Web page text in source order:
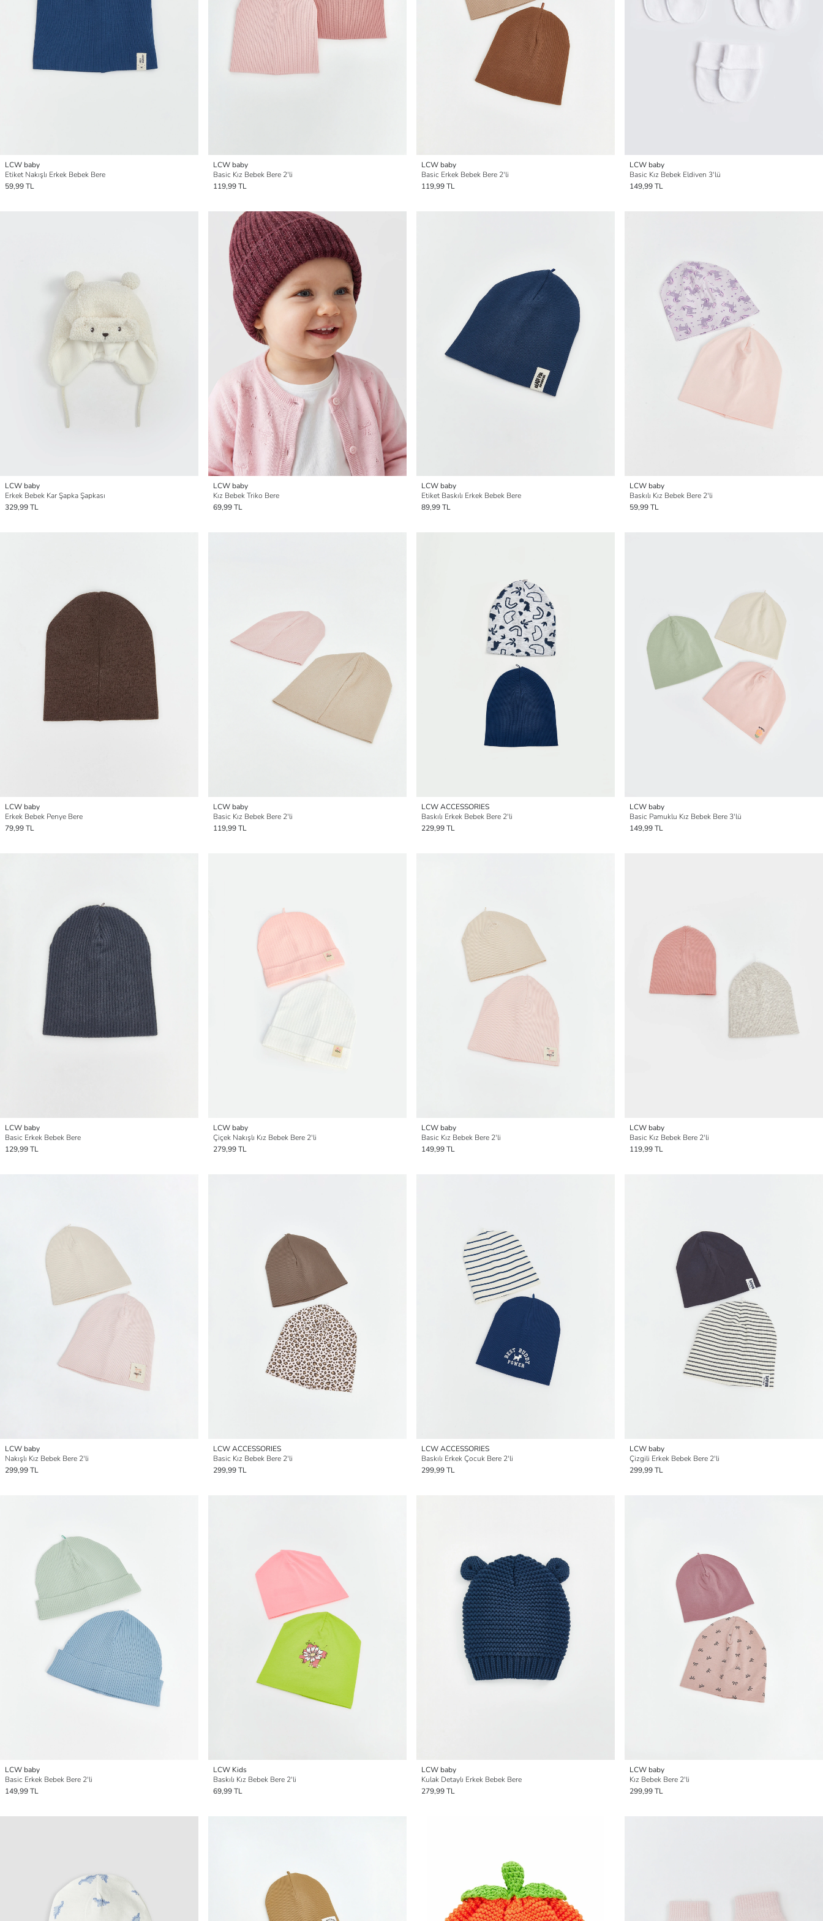
LCW baby
Etiket Nakışlı Erkek Bebek Bere
59,99 TL
LCW baby
Basic Kız Bebek Bere 2'li
119,99 TL
LCW baby
Basic Erkek Bebek Bere 2'li
119,99 TL
LCW baby
Basic Kız Bebek Eldiven 3'lü
149,99 TL
LCW baby
Erkek Bebek Kar Şapka Şapkası
329,99 TL
LCW baby
Kız Bebek Triko Bere
69,99 TL
LCW baby
Etiket Baskılı Erkek Bebek Bere
89,99 TL
LCW baby
Baskılı Kız Bebek Bere 2'li
59,99 TL
LCW baby
Erkek Bebek Penye Bere
79,99 TL
LCW baby
Basic Kız Bebek Bere 2'li
119,99 TL
LCW ACCESSORIES
Baskılı Erkek Bebek Bere 2'li
229,99 TL
LCW baby
Basic Pamuklu Kız Bebek Bere 3'lü
149,99 TL
LCW baby
Basic Erkek Bebek Bere
129,99 TL
LCW baby
Çiçek Nakışlı Kız Bebek Bere 2'li
279,99 TL
LCW baby
Basic Kız Bebek Bere 2'li
149,99 TL
LCW baby
Basic Kız Bebek Bere 2'li
119,99 TL
LCW baby
Nakışlı Kız Bebek Bere 2'li
299,99 TL
LCW ACCESSORIES
Basic Kız Bebek Bere 2'li
299,99 TL
LCW ACCESSORIES
Baskılı Erkek Çocuk Bere 2'li
299,99 TL
LCW baby
Çizgili Erkek Bebek Bere 2'li
299,99 TL
LCW baby
Basic Erkek Bebek Bere 2'li
149,99 TL
LCW Kids
Baskılı Kız Bebek Bere 2'li
69,99 TL
LCW baby
Kulak Detaylı Erkek Bebek Bere
279,99 TL
LCW baby
Kız Bebek Bere 2'li
299,99 TL